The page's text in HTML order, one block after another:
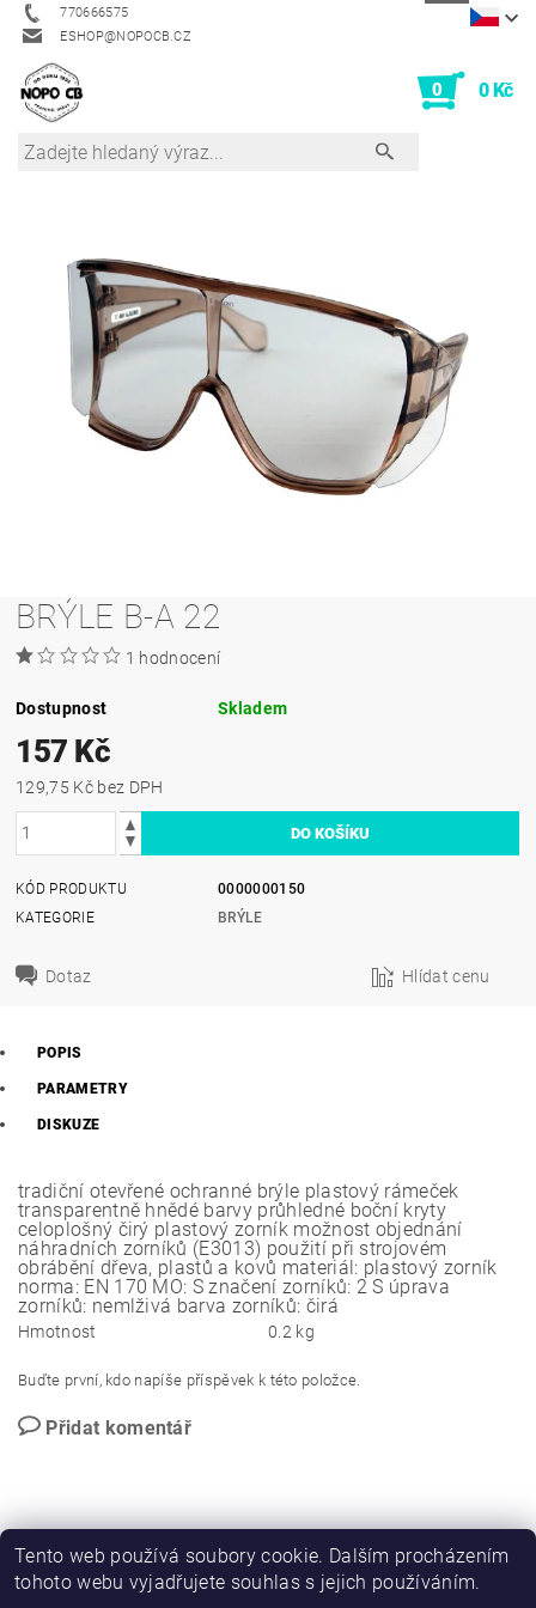
770666575
ESHOP@NOPOCB.CZ
0 0 Kč
BRÝLE B-A 22
1 hodnocení
Dostupnost Skladem
157 Kč
129,75 Kč bez DPH
KÓD PRODUKTU
0000000150
KATEGORIE
BRÝLE
Dotaz Hlídat cenu
POPIS
PARAMETRY
DISKUZE
tradiční otevřené ochranné brýle plastový rámeček
transparentně hnědé barvy průhledné boční kryty
celoplošný čirý plastový zorník možnost objednání
náhradních zorníků (E3013) použití při strojovém
obrábění dřeva, plastů a kovů materiál: plastový zorník
norma: EN 170 MO: S značení zorníků: 2 S úprava
zorníků: nemlživá barva zorníků: čirá
Hmotnost 0.2 kg
Buďte první, kdo napíše příspěvek k této položce.
Přidat komentář
Tento web používá soubory cookie. Dalším procházením
tohoto webu vyjadřujete souhlas s jejich používáním.